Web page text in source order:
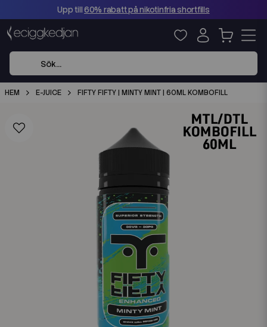
Upp till60% rabatt på nikotinfria shortfills
HEM E-JUICE FIFTY FIFTY | MINTY MINT | 60ML KOMBOFILL